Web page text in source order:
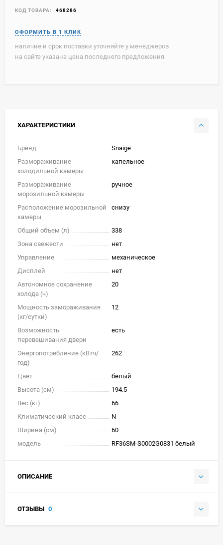
КОД ТОВАРА: 468286
наличие и срок поставки уточняйте у менеджеров
на сайте указана цена последнего предложения
ХАРАКТЕРИСТИКИ
Бренд
Snaige
Размораживание
холодильной камеры
капельное
Размораживание
морозильной камеры
ручное
Расположение морозильной
камеры
снизу
Общий объем (л)
338
Зона свежести
нет
Управление
механическое
Дисплей
нет
Автономное сохранение
холода (ч)
20
Мощность замораживания
(кг/cутки)
12
Возможность
перевешивания двери
есть
Энергопотребление (кВтч/
год)
262
Цвет
белый
Высота (см)
194.5
Вес (кг)
66
Климатический класс
N
Ширина (см)
60
модель
RF36SM-S0002G0831 белый
ОПИСАНИЕ
ОТЗЫВЫ 0